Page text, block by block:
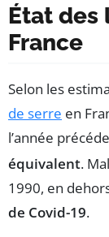
État des
France
Selon les
de serre en
l’année
équivalent.
1990, en
de Covid-19.